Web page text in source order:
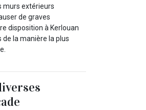
murs extérieurs
de graves
disposition à Kerlouan
la manière la plus